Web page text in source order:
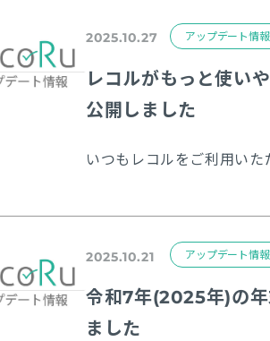
2025.10.27 アップデート情報
レコルがもっと使い
公開しました
2025.10.21 アップデート情報
令和7年(2025年)の年
ました